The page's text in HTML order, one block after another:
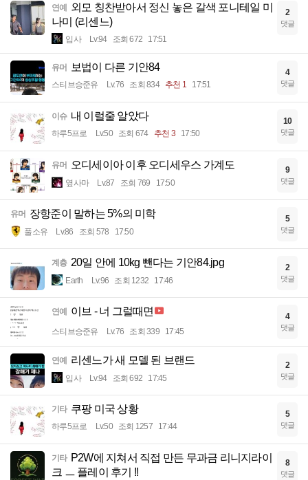
연예 외모 칭찬받아서 정신 놓은 갈색 포니테일 미
나미 (리센느)
입사 Lv.94 조회 672 17:51
2
댓글
유머 보법이 다른 기안84
스티브승준유 Lv.76 조회 834 추천 1 17:51
4
댓글
이슈 내 이럴줄 알았다
하루5프로 Lv.50 조회 674 추천 3 17:50
10
댓글
유머 오디세이아 이후 오디세우스 가계도
옆사마 Lv.87 조회 769 17:50
9
댓글
유머 장항준이 말하는 5%의 미학
풀소유 Lv.86 조회 578 17:50
5
댓글
계층 20일 안에 10kg 뺀다는 기안84.jpg
Earth Lv.96 조회 1232 17:46
2
댓글
연예 이브 - 너 그럴때면
스티브승준유 Lv.76 조회 339 17:45
4
댓글
연예 리센느가 새 모델 된 브랜드
입사 Lv.94 조회 692 17:45
2
댓글
기타 쿠팡 미국 상황
하루5프로 Lv.50 조회 1257 17:44
5
댓글
기타 P2W에 지쳐서 직접 만든 무과금 리니지라이
크 ㅡ 플레이 후기 !!
8
댓글